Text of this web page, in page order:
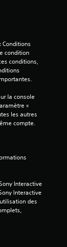
v
s
)
condition
conditions,
la console
«
les autres
compte.
Interactive
Interactive
des